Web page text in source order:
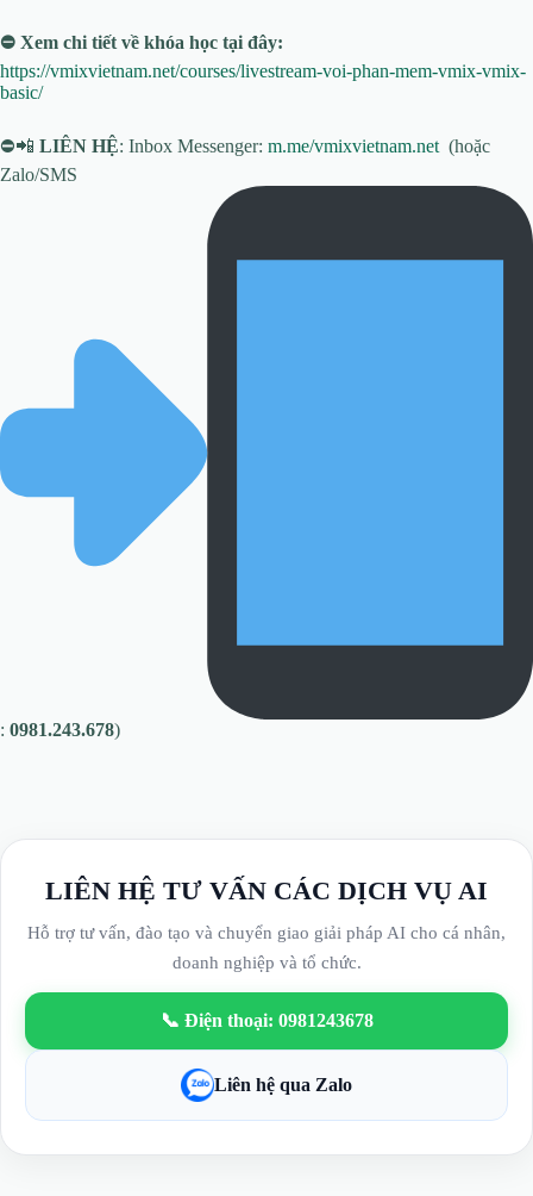
⛔ Xem chi tiết về khóa học tại đây:
https://vmixvietnam.net/courses/livestream-voi-phan-mem-vmix-vmix-
basic/
⛔📲 LIÊN HỆ: Inbox Messenger: m.me/vmixvietnam.net (hoặc
Zalo/SMS
: 0981.243.678)
LIÊN HỆ TƯ VẤN CÁC DỊCH VỤ AI
Hỗ trợ tư vấn, đào tạo và chuyển giao giải pháp AI cho cá nhân,
doanh nghiệp và tổ chức.
📞 Điện thoại: 0981243678
Liên hệ qua Zalo